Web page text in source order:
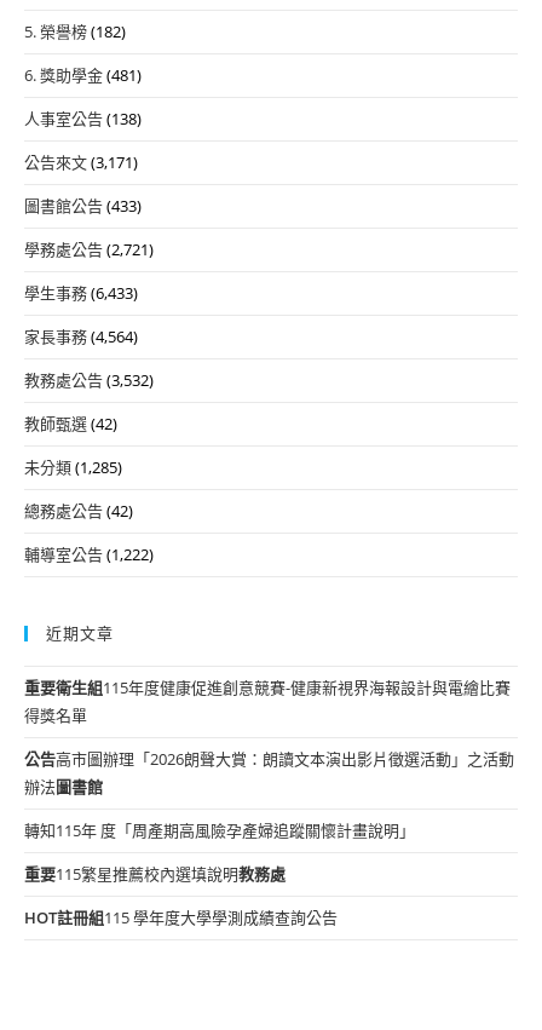
5. 榮譽榜(182)
6. 獎助學金(481)
人事室公告(138)
公告來文(3,171)
圖書館公告(433)
學務處公告(2,721)
學生事務(6,433)
家長事務(4,564)
教務處公告(3,532)
教師甄選(42)
未分類(1,285)
總務處公告(42)
輔導室公告(1,222)
近期文章
重要衛生組115年度健康促進創意競賽-健康新視界海報設計與電繪比賽
得獎名單
公告高市圖辦理「2026朗聲大賞：朗讀文本演出影片徵選活動」之活動
辦法圖書館
轉知115年 度「周產期高風險孕產婦追蹤關懷計畫說明」
重要115繁星推薦校內選填說明教務處
HOT註冊組115 學年度大學學測成績查詢公告